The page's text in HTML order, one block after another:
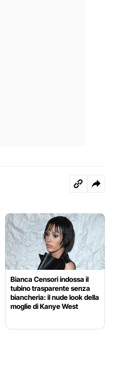
Bianca Censori indossa il
tubino trasparente senza
biancheria: il nude look della
moglie di Kanye West